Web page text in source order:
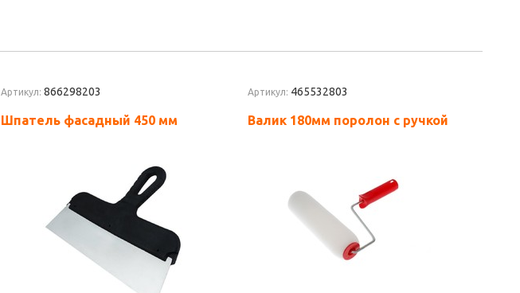
Артикул: 866298203
Шпатель фасадный 450 мм
Артикул: 465532803
Валик 180мм поролон с ручкой